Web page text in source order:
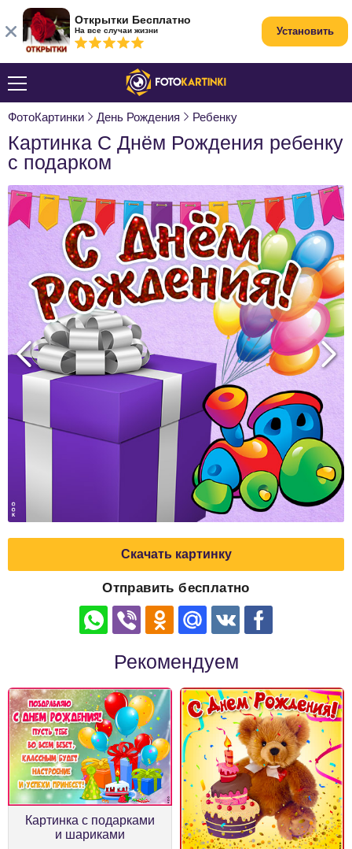
ФотоКартинки День Рождения Ребенку
Картинка С Днём Рождения ребенку
с подарком
Скачать картинку
Отправить бесплатно
Рекомендуем
Картинка с подарками
и шариками
Открытки Бесплатно
На все случаи жизни Установить